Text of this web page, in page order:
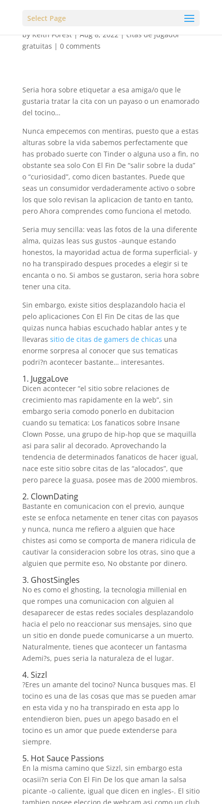
Select Page
byKeith Forest|Aug 8, 2022|citas de jugador
gratuitas | 0 comments
Seri­a hora sobre etiquetar a esa amiga/o que le
gustaria tratar la cita con un payaso o un enamorado
del tocino…
Nunca empecemos con mentiras, puesto que a estas
alturas sobre la vida sabemos perfectamente que
has probado suerte con Tinder o alguna uso a fin, no
obstante sea solo Con El Fin De “salir sobre la duda”
o “curiosidad”, como dicen bastantes. Puede que
seas un consumidor verdaderamente activo o sobre
los que solo revisan la aplicacion de tanto en tanto,
pero Ahora comprendes como funciona el metodo.
Seri­a muy sencilla: veas las fotos de la una diferente
alma, quizas leas sus gustos -aunque estando
honestos, la mayoridad actua de forma superficial- y
no ha transpirado despues procedes a elegir si te
encanta o no. Si ambos se gustaron, seri­a hora sobre
tener una cita.
Sin embargo, existe sitios desplazandolo hacia el
pelo aplicaciones Con El Fin De citas de las que
quizas nunca habias escuchado hablar antes y te
llevaras sitio de citas de gamers de chicas una
enorme sorpresa al conocer que sus tematicas
podri?n acontecer bastante… interesantes.
1. JuggaLove
Dicen acontecer “el sitio sobre relaciones de
crecimiento mas rapidamente en la web”, sin
embargo seri­a comodo ponerlo en dubitacion
cuando su tematica: Los fanaticos sobre Insane
Clown Posse, una grupo de hip-hop que se maquilla
asi para salir al decorado. Aprovechando la
tendencia de determinados fanaticos de hacer igual,
nace este sitio sobre citas de las “alocados”, que
pero parece la guasa, posee mas de 2000 miembros.
2. ClownDating
Bastante en comunicacion con el previo, aunque
este se enfoca netamente en tener citas con payasos
y nunca, nunca me refiero a alguien que hace
chistes asi­ como se comporta de manera ridicula de
cautivar la consideracion sobre los otras, sino que a
alguien que permite eso, No obstante por dinero.
3. GhostSingles
No es como el ghosting, la tecnologi­a millenial en
que rompes una comunicacion con alguien al
desaparecer de estas redes sociales desplazandolo
hacia el pelo no reaccionar sus mensajes, sino que
un sitio en donde puede comunicarse a un muerto.
Naturalmente, tienes que acontecer un fantasma
Ademi?s, pues seri­a la naturaleza de el lugar.
4. Sizzl
?Eres un amante del tocino? Nunca busques mas. El
tocino es una de las cosas que mas se pueden amar
en esta vida y no ha transpirado en esta app lo
entendieron bien, pues un apego basado en el
tocino es un amor que puede extenderse para
siempre.
5. Hot Sauce Passions
En la misma camino que Sizzl, sin embargo esta
ocasii?n seri­a Con El Fin De los que aman la salsa
picante -o caliente, igual que dicen en ingles-. El sitio